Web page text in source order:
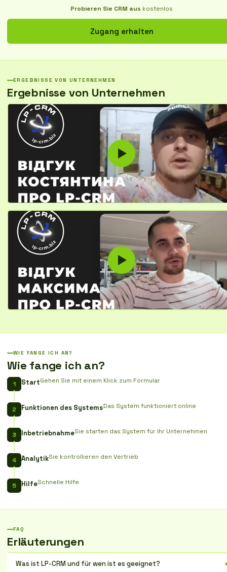
Probieren Sie CRM aus kostenlos
Zugang erhalten
ERGEBNISSE VON UNTERNEHMEN
Ergebnisse von Unternehmen
WIE FANGE ICH AN?
Wie fange ich an?
StartGehen Sie mit einem Klick zum Formular
Funktionen des SystemsDas System funktioniert online
InbetriebnahmeSie starten das System für Ihr Unternehmen
AnalytikSie kontrollieren den Vertrieb
HilfeSchnelle Hilfe
FAQ
Erläuterungen
Was ist LP-CRM und für wen ist es geeignet?